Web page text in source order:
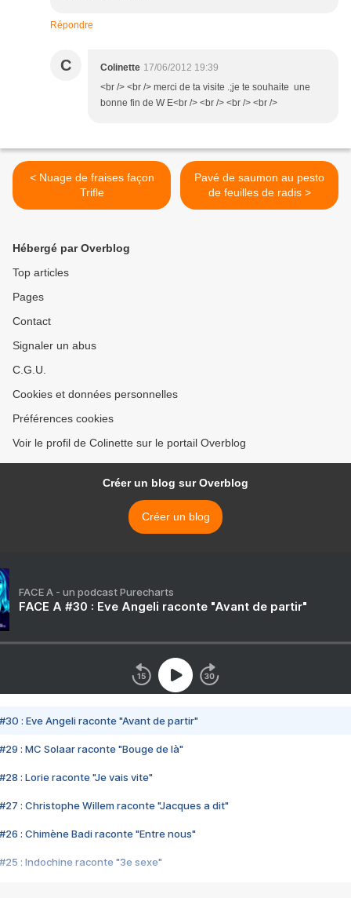
Répondre
C Colinette 17/06/2012 19:39
<br /> <br /> merci de ta visite .;je te souhaite une
bonne fin de W E<br /> <br /> <br /> <br />
< Nuage de fraises façon
Trifle
Pavé de saumon au pesto
de feuilles de radis >
Hébergé par Overblog
Top articles
Pages
Contact
Signaler un abus
C.G.U.
Cookies et données personnelles
Préférences cookies
Voir le profil de Colinette sur le portail Overblog
Créer un blog sur Overblog
Créer un blog
FACE A - un podcast Purecharts
FACE A #30 : Eve Angeli raconte "Avant de partir"
#30 : Eve Angeli raconte "Avant de partir"
#29 : MC Solaar raconte "Bouge de là"
#28 : Lorie raconte "Je vais vite"
#27 : Christophe Willem raconte "Jacques a dit"
#26 : Chimène Badi raconte "Entre nous"
#25 : Indochine raconte "3e sexe"